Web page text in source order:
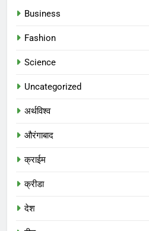
Business
Fashion
Science
Uncategorized
अर्थविश्व
औरंगाबाद
क्राईम
क्रीडा
देश